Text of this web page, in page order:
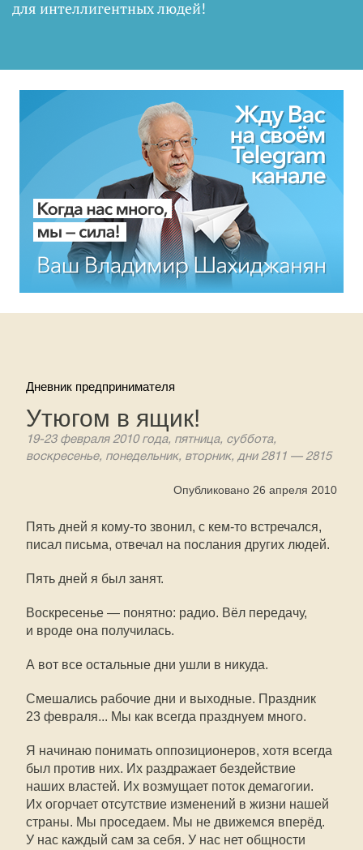
для интеллигентных людей!
Дневник предпринимателя
Утюгом в ящик!
19-23 февраля 2010 года, пятница, суббота,
воскресенье, понедельник, вторник, дни 2811 — 2815
Опубликовано 26 апреля 2010
Пять дней я кому-то звонил, с кем-то встречался,
писал письма, отвечал на послания других людей.
Пять дней я был занят.
Воскресенье — понятно: радио. Вёл передачу,
и вроде она получилась.
А вот все остальные дни ушли в никуда.
Смешались рабочие дни и выходные. Праздник
23 февраля... Мы как всегда празднуем много.
Я начинаю понимать оппозиционеров, хотя всегда
был против них. Их раздражает бездействие
наших властей. Их возмущает поток демагогии.
Их огорчает отсутствие изменений в жизни нашей
страны. Мы проседаем. Мы не движемся вперёд.
У нас каждый сам за себя. У нас нет общности